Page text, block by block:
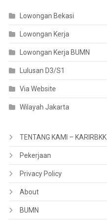
Lowongan Bekasi
Lowongan Kerja
Lowongan Kerja BUMN
Lulusan D3/S1
Via Website
Wilayah Jakarta
TENTANG KAMI – KARIRBKK
Pekerjaan
Privacy Policy
About
BUMN